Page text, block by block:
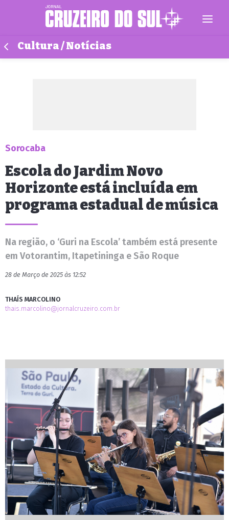
Cultura / Notícias
Sorocaba
Escola do Jardim Novo
Horizonte está incluída em
programa estadual de música
Na região, o ‘Guri na Escola’ também está presente
em Votorantim, Itapetininga e São Roque
28 de Março de 2025 às 12:52
THAÍS MARCOLINO
thais.marcolino@jornalcruzeiro.com.br